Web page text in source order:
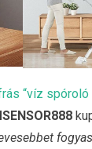
“víz spóroló